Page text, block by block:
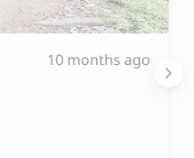
10 months ago